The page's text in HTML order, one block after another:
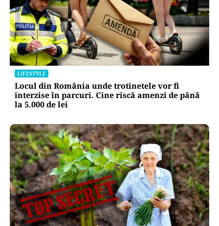
LIFESTYLE
Locul din România unde trotinetele vor fi
interzise în parcuri. Cine riscă amenzi de până
la 5.000 de lei